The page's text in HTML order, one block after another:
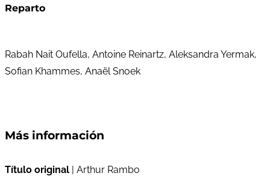
Reparto
Rabah Nait Oufella, Antoine Reinartz, Aleksandra Yermak,
Sofian Khammes, Anaël Snoek
Más información
Título original | Arthur Rambo